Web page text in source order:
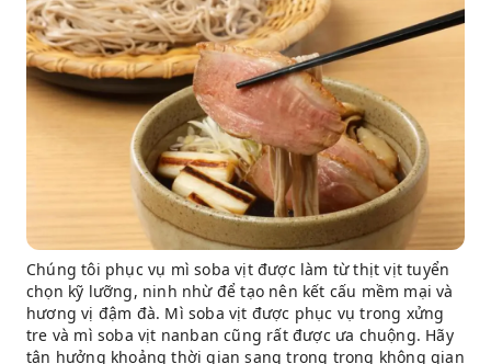
Chúng tôi phục vụ mì soba vịt được làm từ thịt vịt tuyển
chọn kỹ lưỡng, ninh nhừ để tạo nên kết cấu mềm mại và
hương vị đậm đà. Mì soba vịt được phục vụ trong xửng
tre và mì soba vịt nanban cũng rất được ưa chuộng. Hãy
tận hưởng khoảng thời gian sang trọng trong không gian